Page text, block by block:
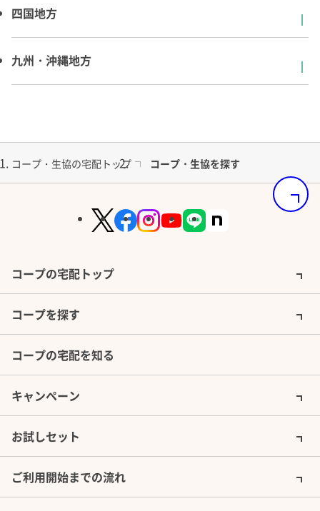
四国地方
九州・沖縄地方
コープ・生協の宅配トップ コープ・生協を探す
ページ
コープの宅配トップ
コープを探す
コープの宅配を知る
キャンペーン
お試しセット
ご利用開始までの流れ